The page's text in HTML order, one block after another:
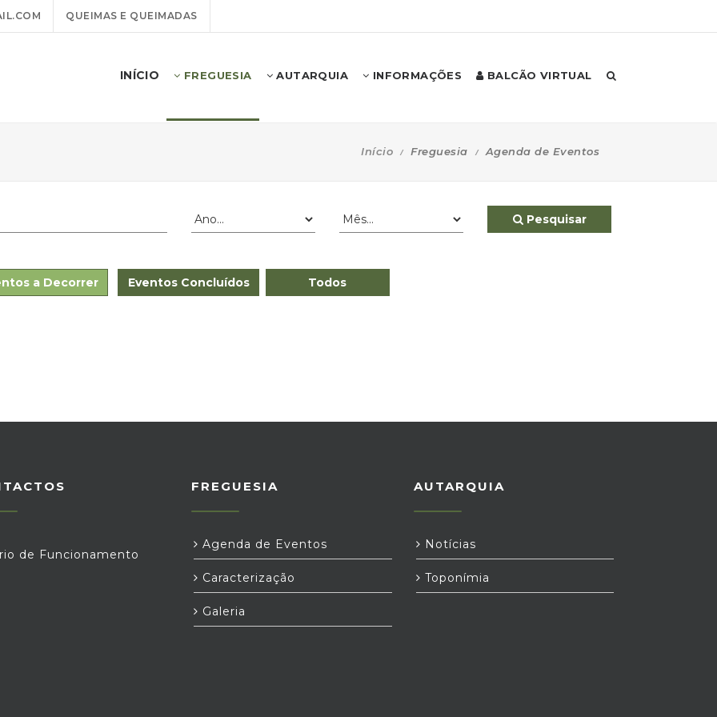
QUEIMAS E QUEIMADAS
INÍCIO FREGUESIA AUTARQUIA INFORMAÇÕES BALCÃO VIRTUAL
Início Freguesia Agenda de Eventos
Pesquisar
a Decorrer Eventos Concluídos Todos
de Funcionamento
FREGUESIA
Agenda de Eventos
Caracterização
Galeria
AUTARQUIA
Notícias
Toponímia